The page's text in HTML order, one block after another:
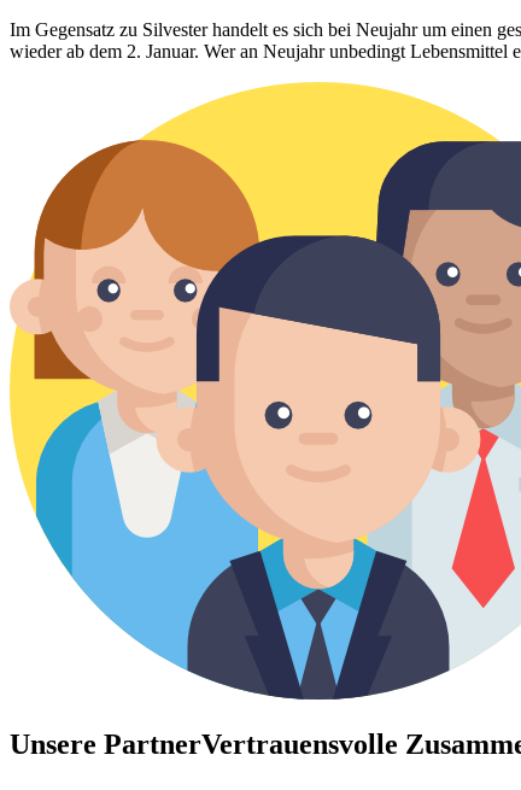
Im Gegensatz zu Silvester handelt es sich bei Neujahr um einen
wieder ab dem 2. Januar. Wer an Neujahr unbedingt Lebensmittel
Unsere PartnerVertrauensvolle